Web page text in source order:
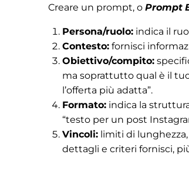
Creare un prompt, o Prompt
Persona/ruolo: indica il
Contesto: fornisci
Obiettivo/compito:
ma soprattutto qual è il
l’offerta più adatta”.
Formato: indica la struttura
“testo per un post
Vincoli: limiti di
dettagli e criteri fornisci,